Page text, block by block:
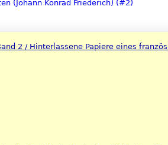
(Johann Konrad Friederich) (#2)
2 / Hinterlassene Papiere eines